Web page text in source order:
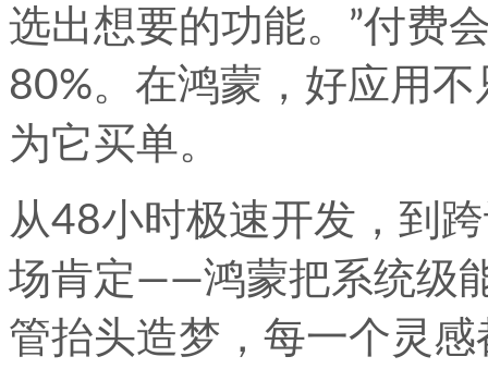
选出想要的功能。”付费
80%。在鸿蒙，好应用
为它买单。
从48小时极速开发，到
场肯定——鸿蒙把系统级
管抬头造梦，每一个灵